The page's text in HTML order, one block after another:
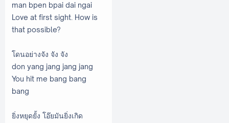
man bpen bpai dai ngai
Love at first sight. How is
that possible?
โดนอย่างจัง จัง จัง
don yang jang jang jang
You hit me bang bang
bang
ยิ่งหยุดยั้ง โอ๊ยมันยิ่งเกิด